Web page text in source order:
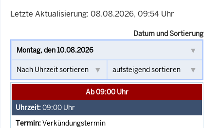
Letzte Aktualisierung: 08.08.2026, 09:54 Uhr
Datum und Sortierung
Ab 09:00 Uhr
09:00 Uhr
Verkündungstermin